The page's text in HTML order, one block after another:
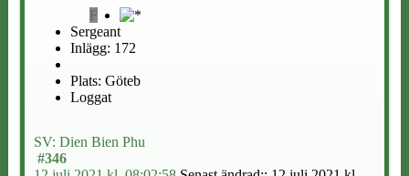
F
Sergeant
Inlägg: 172
Plats: Göteb
Loggat
SV: Dien Bien Phu
#346